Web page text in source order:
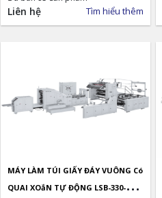
Liên hệ Tìm hiểu thêm
MÁY LÀM TÚI GIẤY ĐÁY VUÔNG Có
QUAI XOắN TỰ ĐỘNG LSB-330-